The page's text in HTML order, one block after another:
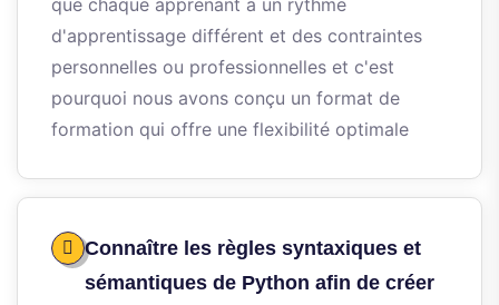
que chaque apprenant a un rythme
d'apprentissage différent et des contraintes
personnelles ou professionnelles et c'est
pourquoi nous avons conçu un format de
formation qui offre une flexibilité optimale
Connaître les règles syntaxiques et
sémantiques de Python afin de créer